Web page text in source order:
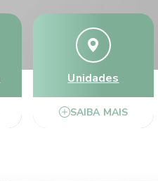
Unidades
SAIBA MAIS